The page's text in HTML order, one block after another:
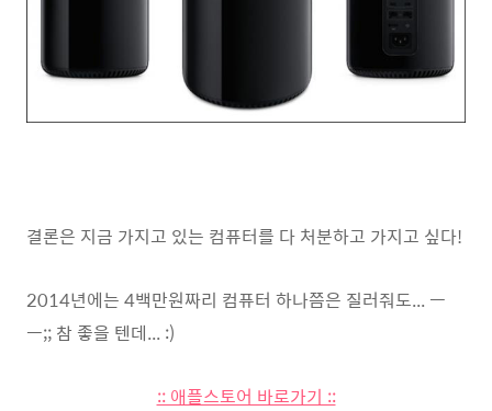
결론은 지금 가지고 있는 컴퓨터를 다 처분하고 가지고 싶다!
2014년에는 4백만원짜리 컴퓨터 하나쯤은 질러줘도... ㅡ
ㅡ;; 참 좋을 텐데... :)
:: 애플스토어 바로가기 ::